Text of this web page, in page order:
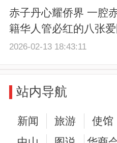
赤子丹心耀侨界 一
籍华人管必红的八张
2026-02-13 18:43:11
站内导航
新闻 旅游 使馆